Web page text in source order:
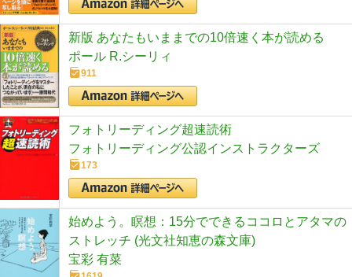
新版 あなたもいままでの10倍速く本が読める
ポール R.シーリィ
911
フォトリーディング超速読術
フォトリーディング公認インストラクターズ
173
始めよう。瞑想：15分でできるココロとアタマの
ストレッチ (光文社知恵の森文庫)
宝彩 有菜